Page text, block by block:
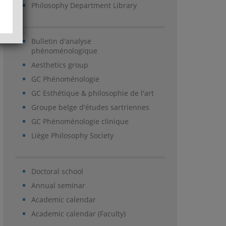
Philosophy Department Library
Bulletin d'analyse
phénoménologique
Aesthetics group
GC Phénoménologie
GC Esthétique & philosophie de l'art
Groupe belge d'études sartriennes
GC Phénoménologie clinique
Liège Philosophy Society
Doctoral school
Annual seminar
Academic calendar
Academic calendar (Faculty)